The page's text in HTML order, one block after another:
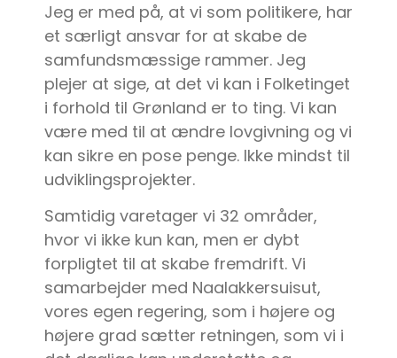
Jeg er med på, at vi som politikere, har
et særligt ansvar for at skabe de
samfundsmæssige rammer. Jeg
plejer at sige, at det vi kan i Folketinget
i forhold til Grønland er to ting. Vi kan
være med til at ændre lovgivning og vi
kan sikre en pose penge. Ikke mindst til
udviklingsprojekter.
Samtidig varetager vi 32 områder,
hvor vi ikke kun kan, men er dybt
forpligtet til at skabe fremdrift. Vi
samarbejder med Naalakkersuisut,
vores egen regering, som i højere og
højere grad sætter retningen, som vi i